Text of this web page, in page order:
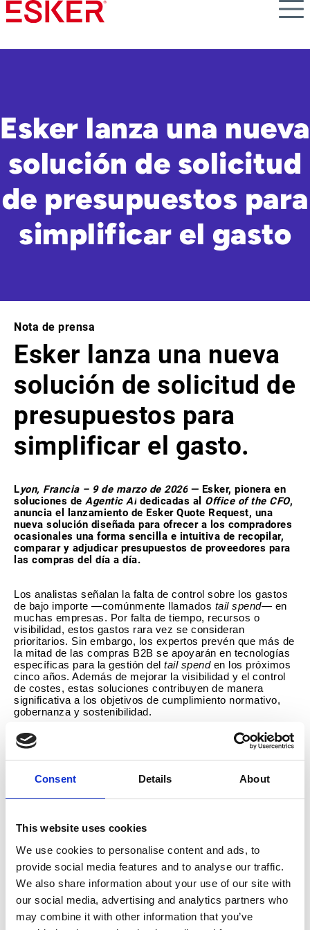
Consent Details About
This website uses cookies
We use cookies to personalise content and ads, to
provide social media features and to analyse our traffic.
We also share information about your use of our site with
our social media, advertising and analytics partners who
may combine it with other information that you’ve
Skip
to
content
Esker lanza una nueva
solución de solicitud
de presupuestos para
simplificar el gasto
Nota de prensa
Esker lanza una nueva
solución de solicitud de
presupuestos para
simplificar el gasto.
Lyon, Francia – 9 de marzo de 2026 — Esker, pionera en
soluciones de Agentic AI dedicadas al Office of the CFO,
anuncia el lanzamiento de Esker Quote Request, una
nueva solución diseñada para ofrecer a los compradores
ocasionales una forma sencilla e intuitiva de recopilar,
comparar y adjudicar presupuestos de proveedores para
las compras del día a día.
Los analistas señalan la falta de control sobre los gastos
de bajo importe —comúnmente llamados tail spend— en
muchas empresas. Por falta de tiempo, recursos o
visibilidad, estos gastos rara vez se consideran
prioritarios. Sin embargo, los expertos prevén que más de
la mitad de las compras B2B se apoyarán en tecnologías
específicas para la gestión del tail spenden los próximos
cinco años. Además de mejorar la visibilidad y el control
de costes, estas soluciones contribuyen de manera
significativa a los objetivos de cumplimiento normativo,
gobernanza y sostenibilidad.
Source-to-Pay (S2P)
Esker y complementaria a su solución de
Sourcing
automatiza el proceso
estratégicas y
. Desde una única interfaz, los
contactar proveedores, recibir y comparar ofertas, y
enfoques de
estratégico. ¿El resultado?
Decisiones de compra más ágiles, menos tareas
manuales y un mayor nivel de cumplimiento en toda la
“Los departamentos de Compras y Finanzas se enfrentan
a una presión creciente para controlar mejor el gasto
mientras ganan en eficiencia y transparencia. Cuando se
gestionan adecuadamente, los tail spend convierten un
punto ciego en una palanca de rendimiento. Esker Quote